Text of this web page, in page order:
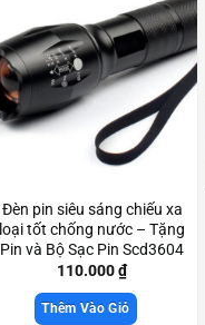
Đèn pin siêu sáng chiếu xa
loại tốt chống nước – Tặng
Pin và Bộ Sạc Pin Scd3604
110.000₫
Thêm Vào Giỏ